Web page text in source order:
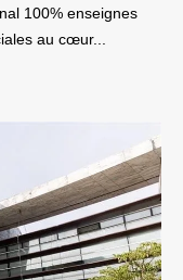
100% enseignes
au cœur...